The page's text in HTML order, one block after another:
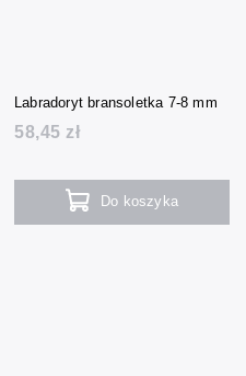
Labradoryt bransoletka 7-8 mm
58,45 zł
Do koszyka